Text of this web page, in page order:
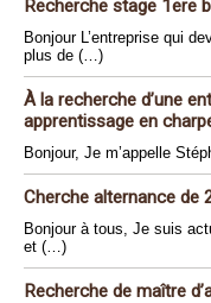
Recherche stage 1ere
Bonjour L’entreprise qui
plus de (…)
À la recherche d’une
apprentissage en
Bonjour, Je m’appelle
Cherche alternance de
Bonjour à tous, Je suis
et (…)
Recherche de maître